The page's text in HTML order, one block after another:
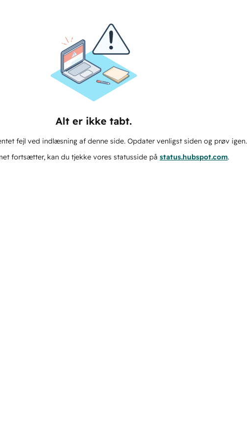
Alt er ikke tabt.
fejl ved indlæsning af denne side. Opdater venligst siden og prøv igen.
fortsætter, kan du tjekke vores statusside på status.hubspot.com.